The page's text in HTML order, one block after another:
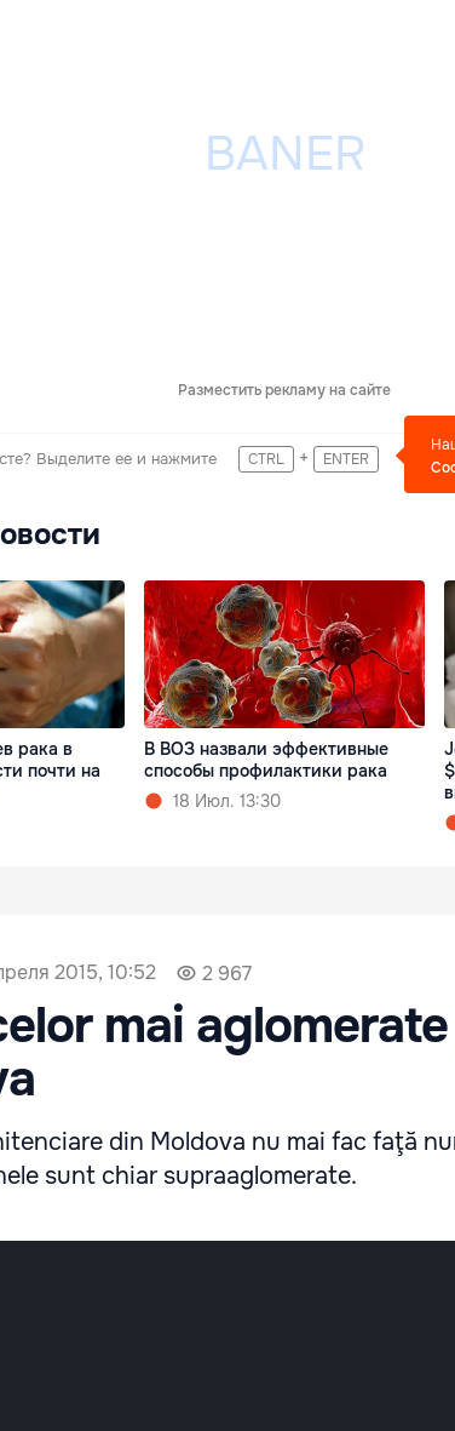
Разместить рекламу на сайте
Выделите ее и нажмите CTRL + ENTER
рака в
почти на
В ВОЗ назвали эффективные
способы профилактики рака
18 Июл. 13:30
2015, 10:52 2 967
mai
din Moldova nu mai fac faţă
sunt chiar supraaglomerate.